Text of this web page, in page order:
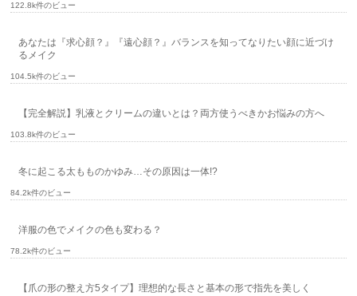
122.8k件のビュー
あなたは『求心顔？』『遠心顔？』バランスを知ってなりたい顔に近づけ
るメイク
104.5k件のビュー
【完全解説】乳液とクリームの違いとは？両方使うべきかお悩みの方へ
103.8k件のビュー
冬に起こる太もものかゆみ…その原因は一体!?
84.2k件のビュー
洋服の色でメイクの色も変わる？
78.2k件のビュー
【爪の形の整え方5タイプ】理想的な長さと基本の形で指先を美しく